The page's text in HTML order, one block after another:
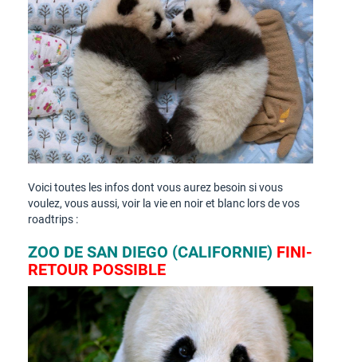
Voici toutes les infos dont vous aurez besoin si vous
voulez, vous aussi, voir la vie en noir et blanc lors de vos
roadtrips :
ZOO DE SAN DIEGO (CALIFORNIE) FINI-
RETOUR POSSIBLE